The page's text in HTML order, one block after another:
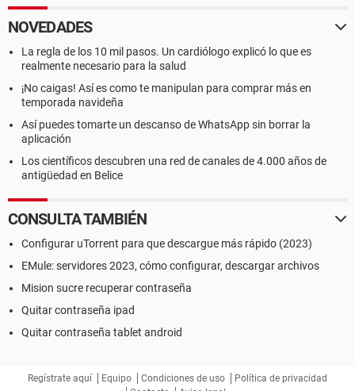
NOVEDADES
La regla de los 10 mil pasos. Un cardiólogo explicó lo que es
realmente necesario para la salud
¡No caigas! Así es como te manipulan para comprar más en
temporada navideña
Así puedes tomarte un descanso de WhatsApp sin borrar la
aplicación
Los científicos descubren una red de canales de 4.000 años de
antigüedad en Belice
CONSULTA TAMBIÉN
Configurar uTorrent para que descargue más rápido (2023)
EMule: servidores 2023, cómo configurar, descargar archivos
Mision sucre recuperar contraseña
Quitar contraseña ipad
Quitar contraseña tablet android
Regístrate aquí Equipo Condiciones de uso
Política de privacidad